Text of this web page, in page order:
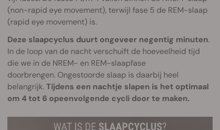
(non-rapid eye movement), terwijl fase 5 de REM-slaap
(rapid eye movement) is.
Deze slaapcyclus duurt ongeveer negentig minuten.
In de loop van de nacht verschuift de hoeveelheid tijd
die we in de NREM- en REM-slaapfase
doorbrengen. Ongestoorde slaap is daarbij heel
belangrijk.Tijdens een nachtje slapen is het optimaal
om 4 tot 6 opeenvolgende cycli door te maken.